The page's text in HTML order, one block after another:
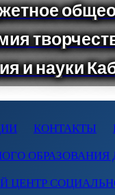
КОНТАКТЫ
ОБРАЗОВАНИЯ
ЦЕНТР